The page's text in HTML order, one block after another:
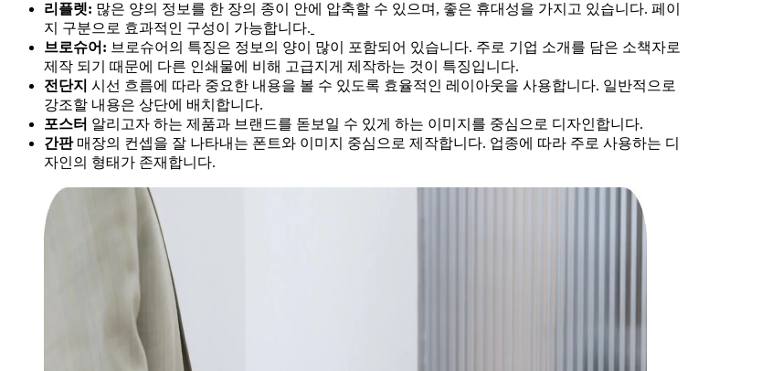
리플렛: 많은 양의 정보를 한 장의 종이 안에 압축할 수 있으며, 좋은 휴대성을 가지고 있습니다. 페이
지 구분으로 효과적인 구성이 가능합니다.
브로슈어: 브로슈어의 특징은 정보의 양이 많이 포함되어 있습니다. 주로 기업 소개를 담은 소책자로
제작 되기 때문에 다른 인쇄물에 비해 고급지게 제작하는 것이 특징입니다.
전단지 시선 흐름에 따라 중요한 내용을 볼 수 있도록 효율적인 레이아웃을 사용합니다. 일반적으로
강조할 내용은 상단에 배치합니다.
포스터 알리고자 하는 제품과 브랜드를 돋보일 수 있게 하는 이미지를 중심으로 디자인합니다.
간판매장의 컨셉을 잘 나타내는 폰트와 이미지 중심으로 제작합니다. 업종에 따라 주로 사용하는 디
자인의 형태가 존재합니다.